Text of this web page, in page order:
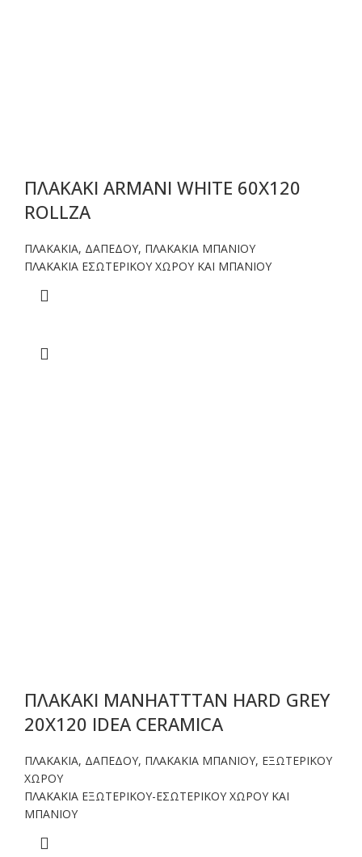
ΠΛΑΚΑΚΙ ARMANI WHITE 60X120
ROLLZA
ΠΛΑΚΑΚΙΑ, ΔΑΠΕΔΟΥ, ΠΛΑΚΑΚΙΑ ΜΠΑΝΙΟΥ
ΠΛΑΚΑΚΙΑ ΕΣΩΤΕΡΙΚΟΥ ΧΩΡΟΥ ΚΑΙ ΜΠΑΝΙΟΥ
ΠΛΑΚΑΚΙ MANHATTTAN HARD GREY
20X120 IDEA CERAMICA
ΠΛΑΚΑΚΙΑ, ΔΑΠΕΔΟΥ, ΠΛΑΚΑΚΙΑ ΜΠΑΝΙΟΥ, ΕΞΩΤΕΡΙΚΟΥ
ΧΩΡΟΥ
ΠΛΑΚΑΚΙΑ ΕΞΩΤΕΡΙΚΟΥ-ΕΣΩΤΕΡΙΚΟΥ ΧΩΡΟΥ ΚΑΙ
ΜΠΑΝΙΟΥ